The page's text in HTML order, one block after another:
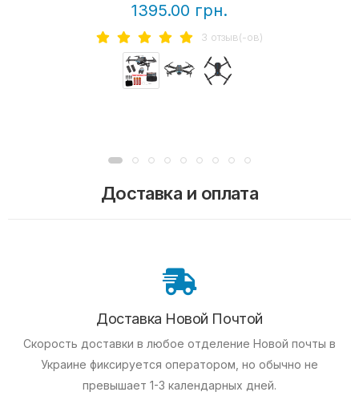
1395.00 грн.
3 отзыв(-ов)
Доставка и оплата
Доставка Новой Почтой
Скорость доставки в любое отделение Новой почты в
Украине фиксируется оператором, но обычно не
превышает 1-3 календарных дней.